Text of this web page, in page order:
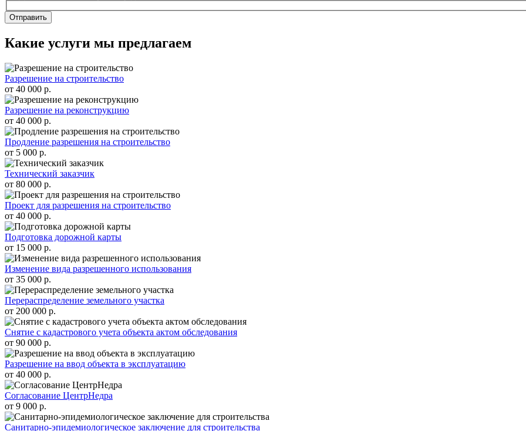
Отправить
Какие услуги мы предлагаем
Разрешение на строительство
от 40 000 р.
Разрешение на реконструкцию
от 40 000 р.
Продление разрешения на строительство
от 5 000 р.
Технический заказчик
от 80 000 р.
Проект для разрешения на строительство
от 40 000 р.
Подготовка дорожной карты
от 15 000 р.
Изменение вида разрешенного использования
от 35 000 р.
Перераспределение земельного участка
от 200 000 р.
Снятие с кадастрового учета объекта актом обследования
от 90 000 р.
Разрешение на ввод объекта в эксплуатацию
от 40 000 р.
Согласование ЦентрНедра
от 9 000 р.
Санитарно-эпидемиологическое заключение для строительства